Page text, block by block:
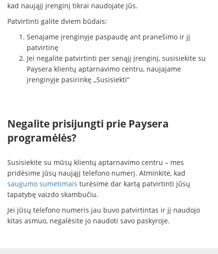
kad naująjį įrenginį tikrai naudojate jūs.
Patvirtinti galite dviem būdais:
Senajame įrenginyje paspaudę ant pranešimo ir jį
patvirtinę
Jei negalite patvirtinti per senąjį įrenginį, susisiekite su
Paysera klientų aptarnavimo centru, naujajame
įrenginyje pasirinkę „Susisiekti“
Negalite prisijungti prie Paysera
programėlės?
Susisiekite su mūsų klientų aptarnavimo centru – mes
pridėsime jūsų naująjį telefono numerį. Atminkite, kad
saugumo sumetimais turėsime dar kartą patvirtinti jūsų
tapatybę vaizdo skambučiu.
Jei jūsų telefono numeris jau buvo patvirtintas ir jį naudojo
kitas asmuo, negalėsite jo naudoti savo paskyroje.